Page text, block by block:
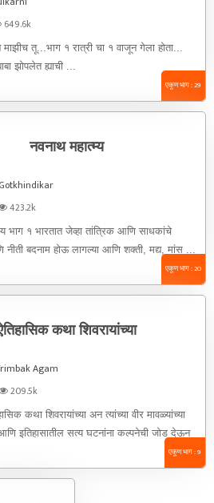
649.6k
तू...भाग १ रात्री चा १ वाजून गेला होता...
झोपलेत ह्याची ...
एकूण भाग : 29
नवनाथ महात्म्य
423.2k
भाग १ भारतात जेव्हा तांत्रिक आणि साधकांचे
नीती बदनाम होऊ लागल्या आणि शक्ती, मद्य, मांस ...
एकूण भाग : 20
कथा शिवरायांच्या
Agam
209.5k
कथा शिवरायांच्या अन त्यांच्या वीर मावळ्यांच्या
इतिहासातील सत्य घटनांना कल्पनेची जोड देऊन
एकूण भाग : 9